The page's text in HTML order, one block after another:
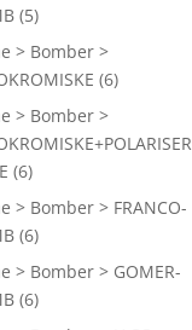
(5)
> Bomber >
(6)
> Bomber >
(6)
> Bomber > FRANCO-
(6)
> Bomber > GOMER-
(6)